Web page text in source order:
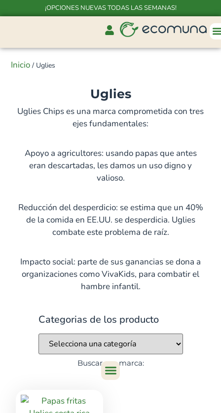
¡OPCIONES NUEVAS TODAS LAS SEMANAS!
Inicio / Uglies
Uglies
Uglies Chips es una marca comprometida con tres
ejes fundamentales:
Apoyo a agricultores: usando papas que antes
eran descartadas, les damos un uso digno y
valioso.
Reducción del desperdicio: se estima que un 40%
de la comida en EE.UU. se desperdicia. Uglies
combate este problema de raíz.
Impacto social: parte de sus ganancias se dona a
organizaciones como VivaKids, para combatir el
hambre infantil.
Categorias de los producto
Buscar por marca: